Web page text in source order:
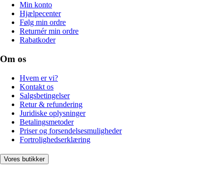
Min konto
Hjælpecenter
Følg min ordre
Returnér min ordre
Rabatkoder
Om os
Hvem er vi?
Kontakt os
Salgsbetingelser
Retur & refundering
Juridiske oplysninger
Betalingsmetoder
Priser og forsendelsesmuligheder
Fortrolighedserklæring
Vores butikker